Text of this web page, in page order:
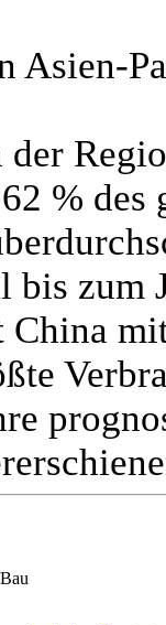
Asien-
%
zum
China